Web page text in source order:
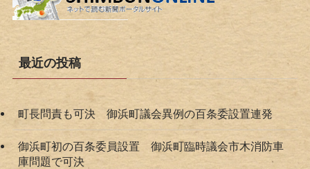
最近の投稿
町長問責も可決 御浜町議会異例の百条委設置連発
御浜町初の百条委員設置 御浜町臨時議会市木消防車
庫問題で可決